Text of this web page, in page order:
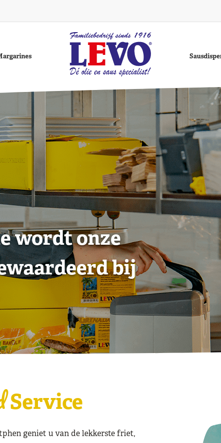
High oleïc
Zonnebloemolie
Better
Aanvragen Koken met
Ketchup Vegan Mayo
Aanvragen Bekijk alle
Grenada Gold
Frituurolie Puur
Rising Moon
Frituurolie
Aanvragen Verantwoord
wordt onze
bij
Service
geniet u van de lekkerste friet,